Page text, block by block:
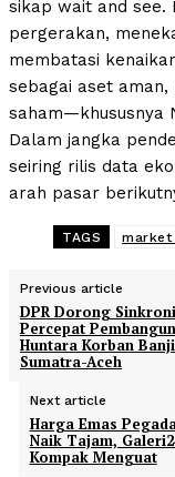
sikap wait and see.
pergerakan,
membatasi
sebagai aset
saham—khususnya
Dalam jangka
seiring rilis data
arah pasar
TAGS
Previous article
DPR Dorong
Percepat
Huntara Korban
Sumatra-Aceh
Next article
Harga Emas
Naik Tajam,
Kompak Menguat